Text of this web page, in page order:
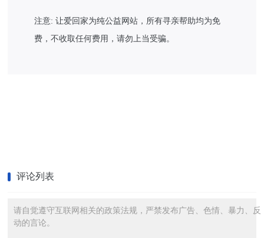
注意: 让爱回家为纯公益网站，所有寻亲帮助均为免
费，不收取任何费用，请勿上当受骗。
评论列表
请自觉遵守互联网相关的政策法规，严禁发布广告、色情、暴力、反
动的言论。